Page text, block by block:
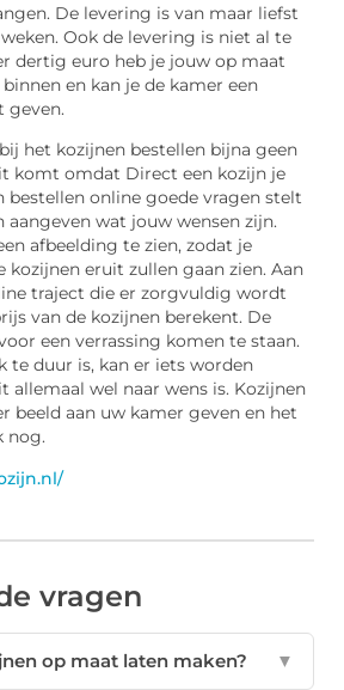
De levering is van maar liefst
Ook de levering is niet al te
dertig euro heb je jouw op maat
en kan je de kamer een
geven.
het kozijnen bestellen bijna geen
komt omdat Direct een kozijn je
bestellen online goede vragen stelt
aangeven wat jouw wensen zijn.
afbeelding te zien, zodat je
kozijnen eruit zullen gaan zien. Aan
traject die er zorgvuldig wordt
van de kozijnen berekent. De
een verrassing komen te staan.
te duur is, kan er iets worden
allemaal wel naar wens is. Kozijnen
beeld aan uw kamer geven en het
nog.
vragen
op maat laten maken? ▼